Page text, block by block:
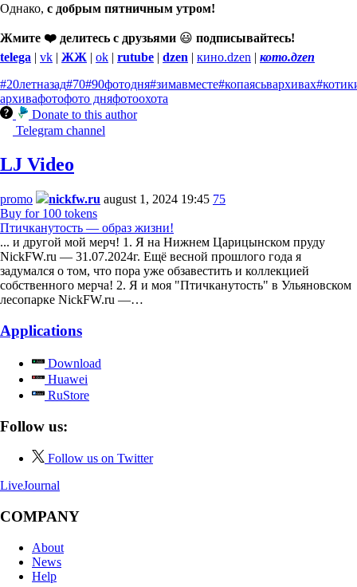
Однако, с добрым пятничным утром!
Жмите ❤️ делитесь с друзьями 😃 подписывайтесь!
telega | vk | ЖЖ | ok | rutube | dzen | кино.dzen | кото.дzen
#20летназад#70#90фотодня#зимавместе#копаясьвархивах
архивафотофото дняфотоохота
Donate to this author
Telegram channel
LJ Video
promo nickfw.ru august 1, 2024 19:45 75
Buy for 100 tokens
Птичканутость — образ жизни!
... и другой мой мерч! 1. Я на Нижнем Царицынском пруду
NickFW.ru — 31.07.2024г. Ещё весной прошлого года я
задумался о том, что пора уже обзавестить и коллекцией
собственного мерча! 2. Я и моя "Птичканутость" в Ульяновском
лесопарке NickFW.ru —…
Applications
Download
Huawei
RuStore
Follow us:
Follow us on Twitter
LiveJournal
COMPANY
About
News
Help